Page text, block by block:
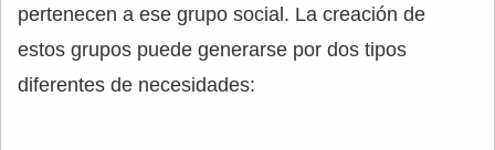
pertenecen a ese grupo social. La creación de
estos grupos puede generarse por dos tipos
diferentes de necesidades: